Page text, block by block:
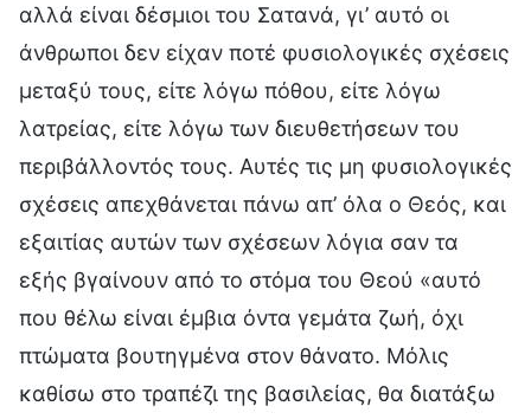
αλλά είναι δέσμιοι του Σατανά, γι’ αυτό οι
άνθρωποι δεν είχαν ποτέ φυσιολογικές σχέσεις
μεταξύ τους, είτε λόγω πόθου, είτε λόγω
λατρείας, είτε λόγω των διευθετήσεων του
περιβάλλοντός τους. Αυτές τις μη φυσιολογικές
σχέσεις απεχθάνεται πάνω απ’ όλα ο Θεός, και
εξαιτίας αυτών των σχέσεων λόγια σαν τα
εξής βγαίνουν από το στόμα του Θεού «αυτό
που θέλω είναι έμβια όντα γεμάτα ζωή, όχι
πτώματα βουτηγμένα στον θάνατο. Μόλις
καθίσω στο τραπέζι της βασιλείας, θα διατάξω